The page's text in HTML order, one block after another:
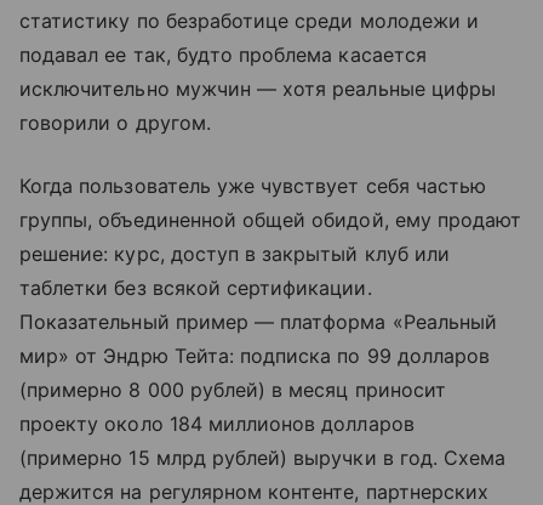
статистику по безработице среди молодежи и
подавал ее так, будто проблема касается
исключительно мужчин — хотя реальные цифры
говорили о другом.
Когда пользователь уже чувствует себя частью
группы, объединенной общей обидой, ему продают
решение: курс, доступ в закрытый клуб или
таблетки без всякой сертификации.
Показательный пример — платформа «Реальный
мир» от Эндрю Тейта: подписка по 99 долларов
(примерно 8 000 рублей) в месяц приносит
проекту около 184 миллионов долларов
(примерно 15 млрд рублей) выручки в год. Схема
держится на регулярном контенте, партнерских